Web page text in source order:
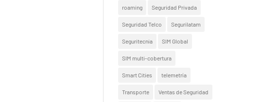
roaming Seguridad Privada
Seguridad Telco Segurilatam
Seguritecnia SIM Global
SIM multi-cobertura
Smart Cities telemetría
Transporte Ventas de Seguridad